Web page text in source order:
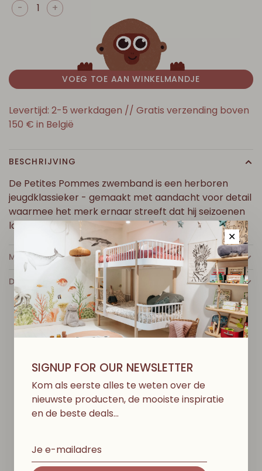
+
-
VOEG TOE AAN WINKELMANDJE
Levertijd: 2-5 werkdagen // Gratis verzending boven
150 € in België
BESCHRIJVING
De Petites Pommes zwemband is een herboren
jeugdklassieker - gemaakt met aandacht voor detail
waarmee het merk ernaar streeft dat hij seizoenen
lang meegaat.
MEER INFO
DETAILS
✕
SIGNUP FOR OUR NEWSLETTER
Kom als eerste alles te weten over de
nieuwste producten, de mooiste inspiratie
en de beste deals…